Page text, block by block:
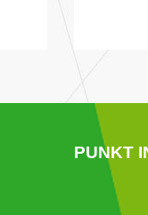
PUNKT